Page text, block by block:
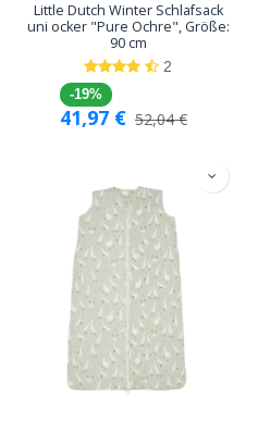
Little Dutch Winter Schlafsack
uni ocker "Pure Ochre", Größe:
90 cm
2
-19%
41,97 € 52,04€